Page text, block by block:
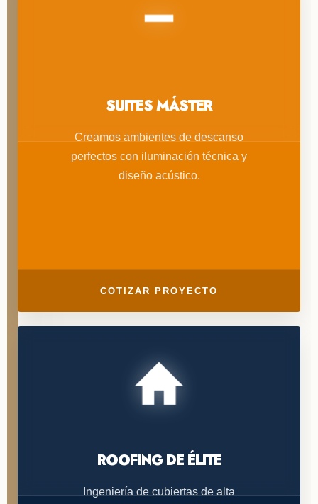
SUITES MÁSTER
Creamos ambientes de descanso
perfectos con iluminación técnica y
diseño acústico.
COTIZAR PROYECTO
ROOFING DE ÉLITE
Ingeniería de cubiertas de alta